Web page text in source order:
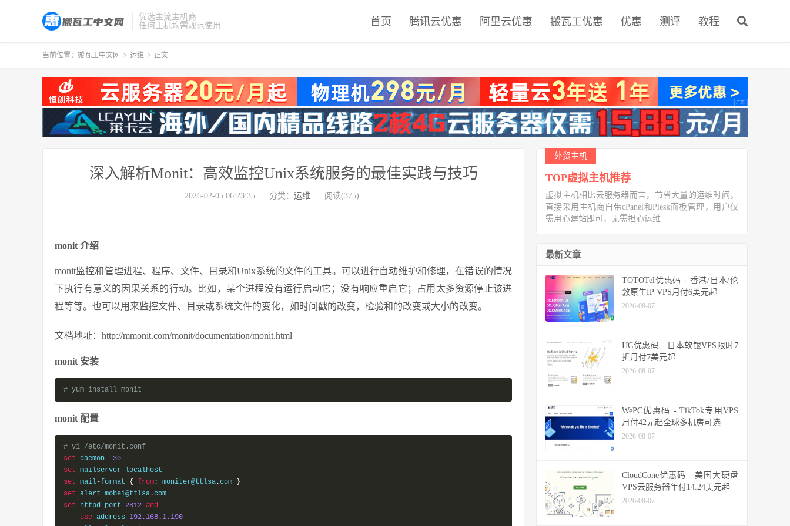
优选主流主机商
任何主机均需规范使用
首页 腾讯云优惠 阿里云优惠 搬瓦工优惠 优惠 测评 教程
当前位置： 搬瓦工中文网 > 运维 > 正文
深入解析Monit：高效监控Unix系统服务的最佳实践与技巧
2026-02-05 06:23:35 分类： 运维 阅读(375)
monit 介绍
monit监控和管理进程、程序、文件、目录和Unix系统的文件的工具。可以进行自动维护和修理，在错误的情况
下执行有意义的因果关系的行动。比如，某个进程没有运行启动它；没有响应重启它；占用太多资源停止该进
程等等。也可以用来监控文件、目录或系统文件的变化，如时间戳的改变，检验和的改变或大小的改变。
文档地址：http://mmonit.com/monit/documentation/monit.html
monit 安装
# yum install monit
monit 配置
# vi /etc/monit.conf
set daemon 30
set
set mail-format { from : moniter@ttlsa .com
}
set alert mobei@ttlsa .
set httpd port 2812 and
use address 192.168 . 1.190
外贸主机
TOP虚拟主机推荐
虚拟主机相比云服务器而言，节省大量的运维时间，
直接采用主机商自带cPanel和Plesk面板管理，用户仅
需用心建站即可，无需担心运维
最新文章
TOTOTel优惠码 - 香港/日本/伦
敦原生IP VPS月付6美元起
2026-08-07
IJC优惠码 - 日本软银VPS限时7
折月付7美元起
2026-08-07
WePC优惠码 - TikTok专用VPS
月付42元起全球多机房可选
2026-08-07
CloudCone优惠码 - 美国大硬盘
VPS云服务器年付14.24美元起
2026-08-07